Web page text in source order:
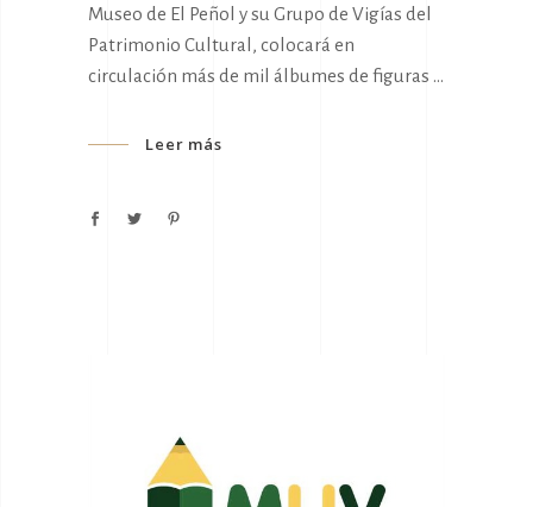
Museo de El Peñol y su Grupo de Vigías del
Patrimonio Cultural, colocará en
circulación más de mil álbumes de figuras
Leer más